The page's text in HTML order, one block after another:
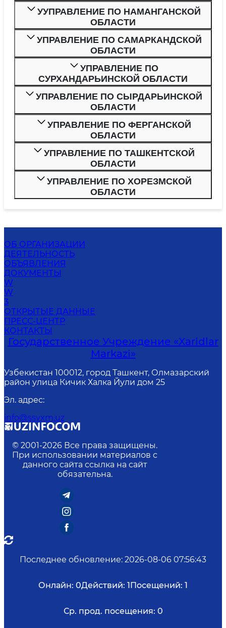
УУПРАВЛЕНИЕ ПО НАМАНГАНСКОЙ
ОБЛАСТИ
УПРАВЛЕНИЕ ПО САМАРКАНДСКОЙ
ОБЛАСТИ
УПРАВЛЕНИЕ ПО
СУРХАНДАРЬИНСКОЙ ОБЛАСТИ
УПРАВЛЕНИЕ ПО СЫРДАРЬИНСКОЙ
ОБЛАСТИ
УПРАВЛЕНИЕ ПО ФЕРГАНСКОЙ
ОБЛАСТИ
УПРАВЛЕНИЕ ПО ТАШКЕНТСКОЙ
ОБЛАСТИ
УПРАВЛЕНИЕ ПО ХОРЕЗМСКОЙ
ОБЛАСТИ
ОБ ОРГАНИЗАЦИИ
ДЕЯТЕЛЬНОСТЬ
ОБЪЯВЛЕНИЯ
ДОКУМЕНТЫ
W
W
3
ОТКРЫТЫЕ ДАННЫЕ
ПРЕСС-ЦЕНТР
КОНТАКТЫ
Государственное Учреждение «Xaridlar
Markazi»
Узбекистан 100012, город Ташкент, Олмазарский
район улица Кичик Халка Йули дом 25
Эл. адрес:
info@ssvxm.uz
© 2001-2026 Все права защищены.
При использовании материалов с
данного сайта ссылка на сайт
обязательна.
Последнее обновление: 2026-08-06 07:56:43
Онлайн: 0Действий: 1Посещений: 1
Ср. прод. посещения: 0